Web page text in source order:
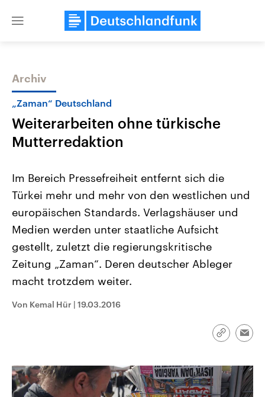
Close
Themen
Landtagswahl Sachsen-Anhalt
2026
Alle Informationen
Sachsen-Anhalt wählt am 6.
September 2026 einen neuen
Landtag. Seit 2021 wird das
Bundesland von einer Koalition aus
CDU, SPD und FDP regiert.-
Umfragen, Prognosen,
und Hintergründe zu den Parteien
und Kandidaten der anstehenden
USA
Aktuelle Beiträge,
Hintergründe
Wirtschaftlich und
gehören die Vereinigten
den mächtigsten Ländern
mit großem Einfluss auf
aktuelle Weltgeschehen.
Sendungen Programm
Archiv
„Zaman“ Deutschland
Weiterarbeiten ohne türkische
Mutterredaktion
Im Bereich Pressefreiheit entfernt sich die
Türkei mehr und mehr von den westlichen und
europäischen Standards. Verlagshäuser und
Medien werden unter staatliche Aufsicht
gestellt, zuletzt die regierungskritische
Zeitung „Zaman“. Deren deutscher Ableger
macht trotzdem weiter.
Von Kemal Hür | 19.03.2016
Link